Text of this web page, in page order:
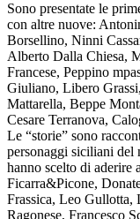
Sono presentate le
con altre nuove:
Borsellino, Ninni
Alberto Dalla Chiesa,
Francese, Peppino
Giuliano, Libero
Mattarella, Beppe
Cesare Terranova,
Le “storie” sono
personaggi siciliani del
hanno scelto di aderire
Ficarra&Picone,
Frassica, Leo Gullotta,
Ragonese, Francesco